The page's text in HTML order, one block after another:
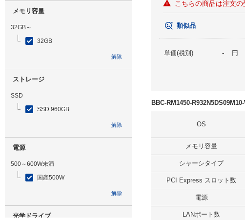
メモリ容量
32GB～
32GB
解除
ストレージ
SSD
SSD 960GB
解除
電源
500～600W未満
国産500W
解除
光学ドライブ
こちらの商品は注文
類似品
単価(税別) - 円
BBC-RM1450-
OS
メモリ容量
シャーシタイプ
PCI Express スロット数
電源
LANポート数